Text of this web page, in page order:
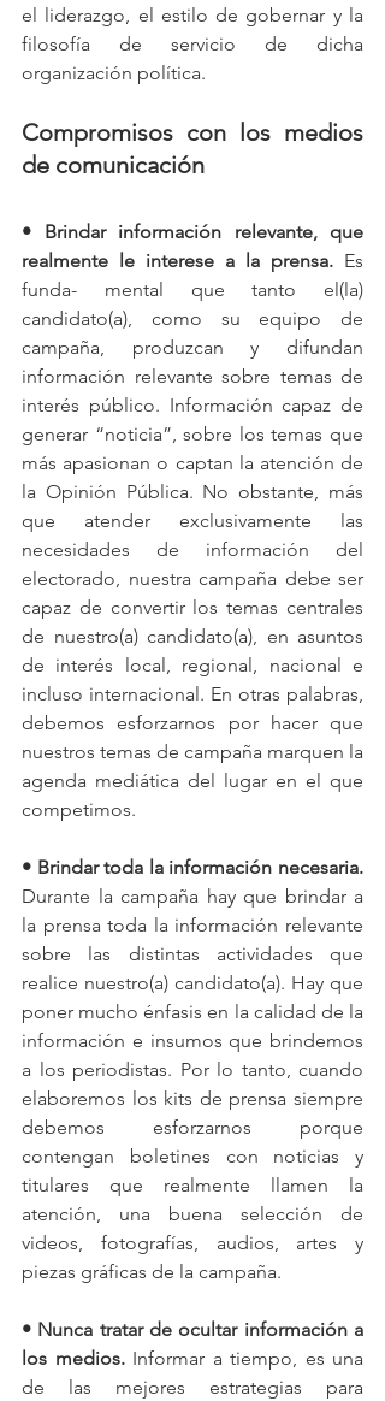
el liderazgo, el estilo de gobernar y la
filosofía de servicio de dicha
organización política.
Compromisos con los medios
de comunicación
• Brindar información relevante, que
realmente le interese a la prensa. Es
funda- mental que tanto el(la)
candidato(a), como su equipo de
campaña, produzcan y difundan
información relevante sobre temas de
interés público. Información capaz de
generar “noticia”, sobre los temas que
más apasionan o captan la atención de
la Opinión Pública. No obstante, más
que atender exclusivamente las
necesidades de información del
electorado, nuestra campaña debe ser
capaz de convertir los temas centrales
de nuestro(a) candidato(a), en asuntos
de interés local, regional, nacional e
incluso internacional. En otras palabras,
debemos esforzarnos por hacer que
nuestros temas de campaña marquen la
agenda mediática del lugar en el que
competimos.
Durante la campaña hay que brindar a
la prensa toda la información relevante
sobre las distintas actividades que
realice nuestro(a) candidato(a). Hay que
poner mucho énfasis en la calidad de la
información e insumos que brindemos
a los periodistas. Por lo tanto, cuando
elaboremos los kits de prensa siempre
debemos esforzarnos porque
contengan boletines con noticias y
titulares que realmente llamen la
atención, una buena selección de
videos, fotografías, audios, artes y
piezas gráficas de la campaña.
• Nunca tratar de ocultar información a
los medios. Informar a tiempo, es una
de las mejores estrategias para